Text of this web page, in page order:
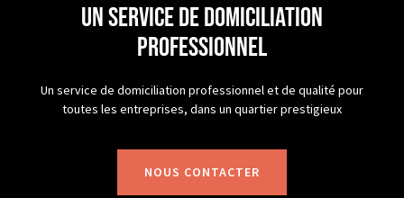
un service de domiciliation
professionnel
Un service de domiciliation professionnel et de qualité pour
toutes les entreprises, dans un quartier prestigieux
NOUS CONTACTER